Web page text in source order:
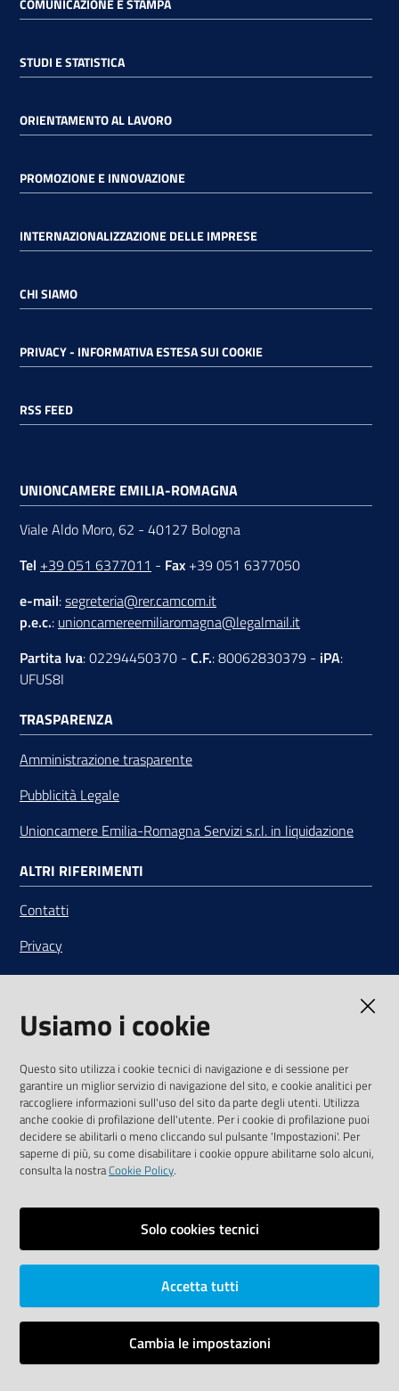
COMUNICAZIONE E STAMPA
STUDI E STATISTICA
ORIENTAMENTO AL LAVORO
PROMOZIONE E INNOVAZIONE
INTERNAZIONALIZZAZIONE DELLE IMPRESE
CHI SIAMO
PRIVACY - INFORMATIVA ESTESA SUI COOKIE
RSS FEED
UNIONCAMERE EMILIA-ROMAGNA
Viale Aldo Moro, 62 - 40127 Bologna
Tel +39 051 6377011 - Fax +39 051 6377050
e-mail:segreteria@rer.camcom.it
p.e.c.: unioncamereemiliaromagna@legalmail.it
Partita Iva: 02294450370 - C.F.: 80062830379 - iPA:
UFUS8I
TRASPARENZA
Amministrazione trasparente
Pubblicità Legale
Unioncamere Emilia-Romagna Servizi s.r.l. in liquidazione
ALTRI RIFERIMENTI
Contatti
Privacy
Note legali
Media Policy
SEGUICI SU
YoutubeTwitterLinkedinFacebookInstagram
Vai alla pagina
Area riservata
Dichiarazione di accessibilità
Credits
Usiamo i cookie
Questo sito utilizza i cookie tecnici di navigazione e di sessione per
garantire un miglior servizio di navigazione del sito, e cookie analitici per
raccogliere informazioni sull'uso del sito da parte degli utenti. Utilizza
anche cookie di profilazione dell'utente. Per i cookie di profilazione puoi
decidere se abilitarli o meno cliccando sul pulsante 'Impostazioni'. Per
saperne di più, su come disabilitare i cookie oppure abilitarne solo alcuni,
consulta la nostraCookie Policy.
Solo cookies tecnici
Accetta tutti
Cambia le impostazioni